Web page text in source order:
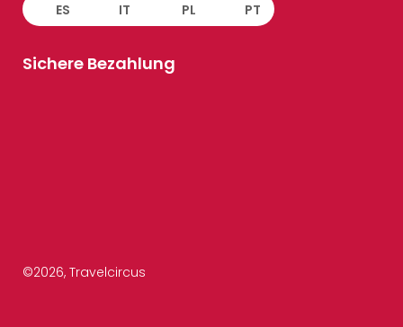
ES IT PL PT
Sichere Bezahlung
©2026, Travelcircus